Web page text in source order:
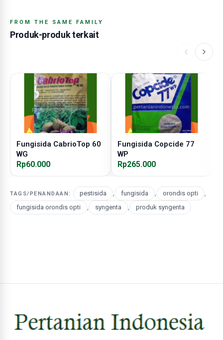
FROM THE SAME FAMILY
Produk-produk terkait
Fungisida CabrioTop 60
WG
Rp60.000
Fungisida Copcide 77
WP
Rp265.000
TAGS/PENANDAAN: pestisida , fungisida , orondis opti
,
fungisida orondis opti
, syngenta , produk syngenta